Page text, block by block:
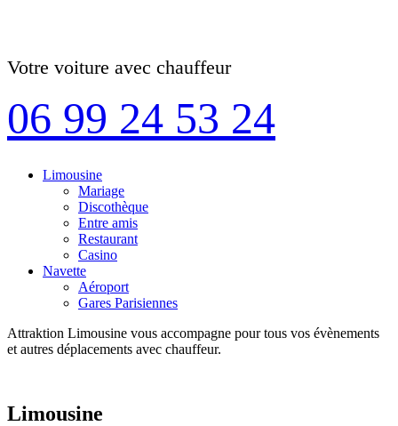
Votre voiture avec chauffeur
06 99 24 53 24
Limousine
Mariage
Discothèque
Entre amis
Restaurant
Casino
Navette
Aéroport
Gares Parisiennes
Attraktion Limousine vous accompagne pour tous vos évènements
et autres déplacements avec chauffeur.
Limousine